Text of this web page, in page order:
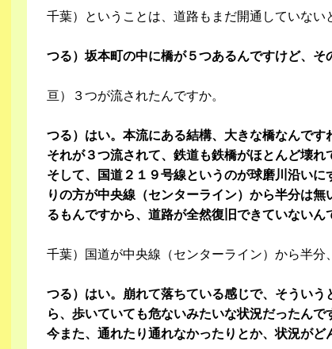
千葉）ということは、道路もまだ開通していない
つる）坂本町の中に橋が５つあるんですけど、そ
亘）３つが流されたんですか。
つる）はい。本流にある結構、大きな橋なんです
それが３つ流されて、鉄道も鉄橋がほとんど壊れ
そして、国道２１９号線というのが球磨川沿いに
りの方が中央線（センターライン）から半分は
るもんですから、道路が全然復旧できていないん
千葉）国道が中央線（センターライン）から半分
つる）はい。崩れて落ちている感じで、そうい
ら、歩いていても危ないみたいな状況だったんで
今また、通れたり通れなかったりとか、状況がど